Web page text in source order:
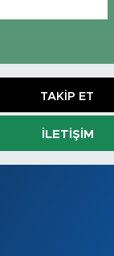
TAKIP ET
İLETIŞIM